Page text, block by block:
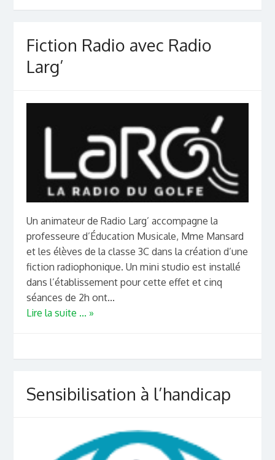
Fiction Radio avec Radio
Larg’
Un animateur de Radio Larg’ accompagne la
professeure d’Éducation Musicale, Mme Mansard
et les élèves de la classe 3C dans la création d’une
fiction radiophonique. Un mini studio est installé
dans l’établissement pour cette effet et cinq
séances de 2h ont...
Lire la suite ... »
Sensibilisation à l’handicap